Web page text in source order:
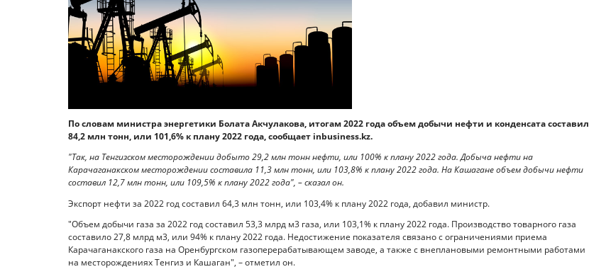
По словам министра энергетики Болата Акчулакова, итогам 2022 года объем добычи нефти и конденсата составил
84,2 млн тонн, или 101,6% к плану 2022 года, сообщает inbusiness.kz.
"Так, на Тенгизском месторождении добыто 29,2 млн тонн нефти, или 100% к плану 2022 года. Добыча нефти на
Карачаганакском месторождении составила 11,3 млн тонн, или 103,8% к плану 2022 года. На Кашагане объем добычи нефти
составил 12,7 млн тонн, или 109,5% к плану 2022 года", – сказал он.
Экспорт нефти за 2022 год составил 64,3 млн тонн, или 103,4% к плану 2022 года, добавил министр.
"Объем добычи газа за 2022 год составил 53,3 млрд м3 газа, или 103,1% к плану 2022 года. Производство товарного газа
составило 27,8 млрд м3, или 94% к плану 2022 года. Недостижение показателя связано с ограничениями приема
Карачаганакского газа на Оренбургском газоперерабатывающем заводе, а также с внеплановыми ремонтными работами
на месторождениях Тенгиз и Кашаган", – отметил он.